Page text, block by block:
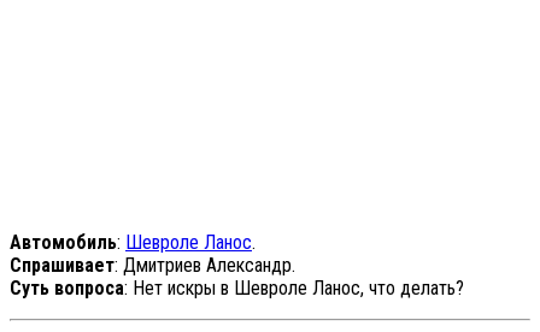
Автомобиль: Шевроле Ланос.
Спрашивает: Дмитриев Александр.
Суть вопроса: Нет искры в Шевроле Ланос, что делать?